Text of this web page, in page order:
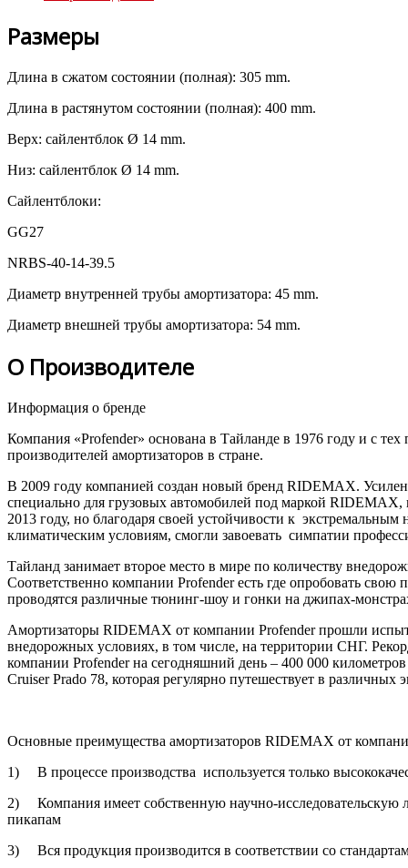
Размеры
Длина в сжатом состоянии (полная): 305 mm.
Длина в растянутом состоянии (полная): 400 mm.
Верх: сайлентблок Ø 14 mm.
Низ: сайлентблок Ø 14 mm.
Сайлентблоки:
GG27
NRBS-40-14-39.5
Диаметр внутренней трубы амортизатора: 45 mm.
Диаметр внешней трубы амортизатора: 54 mm.
О Производителе
Информация о бренде
Компания «Profender» основана в Тайланде в 1976 году и с
производителей амортизаторов в стране.
В 2009 году компанией создан новый бренд RIDEMAX.
специально для грузовых автомобилей под маркой RIDEMAX,
2013 году, но благодаря своей устойчивости к
климатическим условиям, смогли завоевать симпатии
Тайланд занимает второе место в мире по количеству
Соответственно компании Profender есть где опробовать свою
проводятся различные тюнинг-шоу и гонки на джипах-
Амортизаторы RIDEMAX от компании Profender прошли
внедорожных условиях, в том числе, на территории СНГ.
компании Profender на сегодняшний день – 400 000
Cruiser Prado 78, которая регулярно путешествует в различных
Основные преимущества амортизаторов RIDEMAX от
1) В процессе производства используется только
2) Компания имеет собственную научно-исследовательскую
пикапам
3) Вся продукция производится в соответствии со